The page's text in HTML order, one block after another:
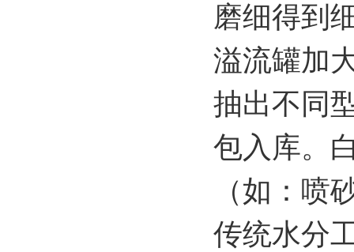
磨细得到
溢流罐加
抽出不同
包入库。
（如：喷
传统水分